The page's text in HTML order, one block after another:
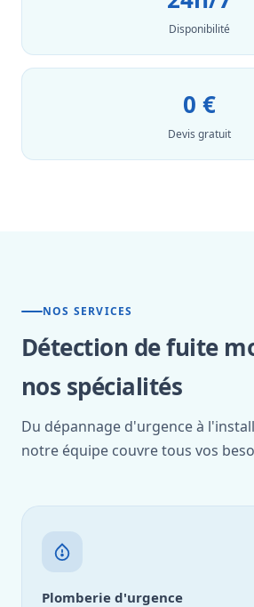
Disponibilité
0 €
Devis gratuit
NOS SERVICES
Détection de fuite
nos spécialités
Du dépannage d'urgence à
notre équipe couvre tous vos
Plomberie d'urgence